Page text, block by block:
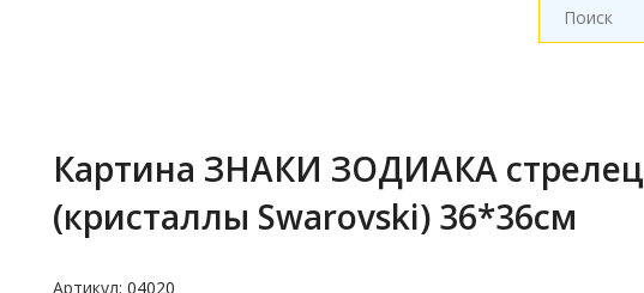
Картина ЗНАКИ ЗОДИАКА стрелец
(кристаллы Swarovski) 36*36см
Артикул: 04020